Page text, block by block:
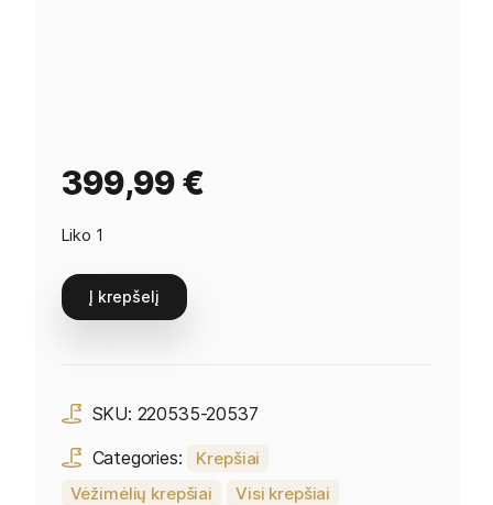
399,99€
Liko 1
Į krepšelį
SKU: 220535-20537
Categories:
Krepšiai
Vėžimėlių krepšiai
Visi krepšiai